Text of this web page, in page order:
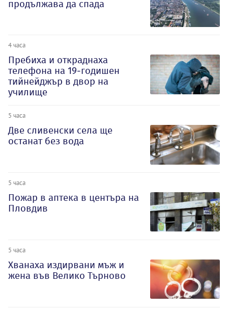
продължава да спада
4 часа
Пребиха и откраднаха
телефона на 19-годишен
тийнейджър в двор на
училище
5 часа
Две сливенски села ще
останат без вода
5 часа
Пожар в аптека в центъра на
Пловдив
5 часа
Хванаха издирвани мъж и
жена във Велико Търново